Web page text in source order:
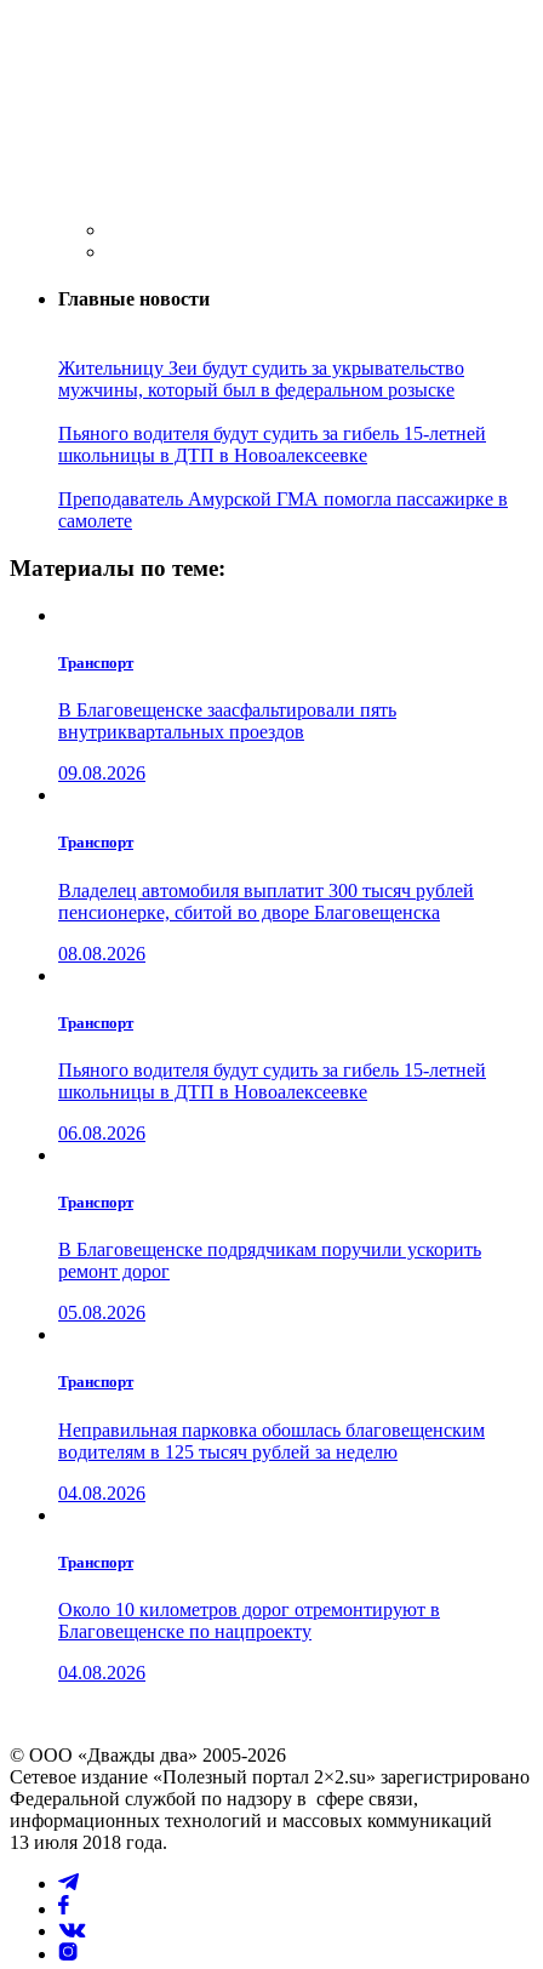
Главные новости
Жительницу Зеи будут судить за укрывательство
мужчины, который был в федеральном розыске
Пьяного водителя будут судить за гибель 15-летней
школьницы в ДТП в Новоалексеевке
Преподаватель Амурской ГМА помогла пассажирке в
самолете
Материалы по теме:
Транспорт
В Благовещенске заасфальтировали пять
внутриквартальных проездов
09.08.2026
Транспорт
Владелец автомобиля выплатит 300 тысяч рублей
пенсионерке, сбитой во дворе Благовещенска
08.08.2026
Транспорт
Пьяного водителя будут судить за гибель 15-летней
школьницы в ДТП в Новоалексеевке
06.08.2026
Транспорт
В Благовещенске подрядчикам поручили ускорить
ремонт дорог
05.08.2026
Транспорт
Неправильная парковка обошлась благовещенским
водителям в 125 тысяч рублей за неделю
04.08.2026
Транспорт
Около 10 километров дорог отремонтируют в
Благовещенске по нацпроекту
04.08.2026
© ООО «Дважды два» 2005-2026
Сетевое издание «Полезный портал 2×2.su» зарегистрировано
Федеральной службой по надзору в сфере связи,
информационных технологий и массовых коммуникаций
13 июля 2018 года.